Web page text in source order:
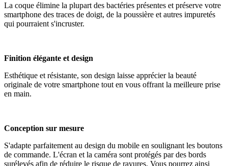
La coque élimine la plupart des bactéries présentes et préserve votre
smartphone des traces de doigt, de la poussière et autres impuretés
qui pourraient s'incruster.
Finition élégante et design
Esthétique et résistante, son design laisse apprécier la beauté
originale de votre smartphone tout en vous offrant la meilleure prise
en main.
Conception sur mesure
S'adapte parfaitement au design du mobile en soulignant les boutons
de commande. L'écran et la caméra sont protégés par des bords
surélevés afin de réduire le risque de rayures. Vous pourrez ainsi